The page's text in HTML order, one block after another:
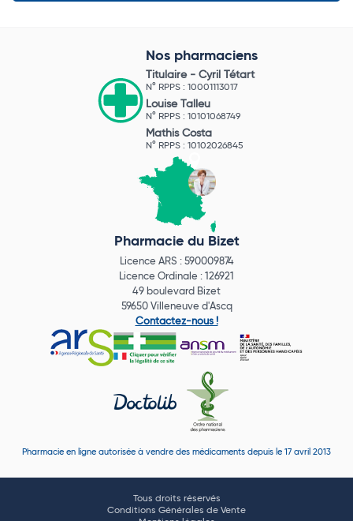
Nos pharmaciens
Titulaire - Cyril Tétart
N° RPPS : 10001113017
Louise Talleu
N° RPPS : 10101068749
Mathis Costa
N° RPPS : 10102026845
Pharmacie du Bizet
Licence ARS : 590009874
Licence Ordinale : 126921
49 boulevard Bizet
59650 Villeneuve d'Ascq
Contactez-nous !
Pharmacie en ligne autorisée à vendre des médicaments depuis le 17 avril 2013
Tous droits réservés
Conditions Générales de Vente